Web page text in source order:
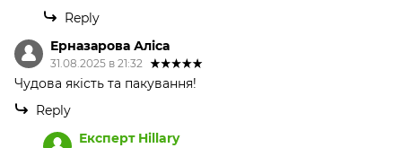
Reply
Ерназарова Аліса
31.08.2025 в 21:32
Чудова якість та пакування!
Reply
Експерт Hillary